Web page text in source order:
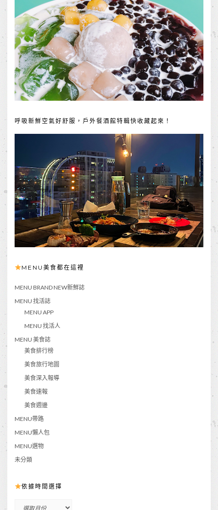
呼吸新鮮空氣好舒服，戶外餐酒館特輯快收藏起來！
MENU美食都在這裡
MENU BRAND NEW新鮮誌
MENU 找活誌
MENU APP
MENU 找活人
MENU 美食誌
美食排行榜
美食旅行地圖
美食深入報導
美食速報
美食週邊
MENU帶路
MENU懶人包
MENU選物
未分類
依據時間選擇